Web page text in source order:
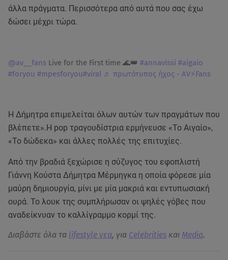
άλλα πράγματα. Περισσότερα από αυτά που σας έχω
δώσει μέχρι τώρα.
@av__fans Live for the First time 🌊👑 #annavissi #aigaio
#foryou #mpesforyou#viral ♬ πρωτότυπος ήχος - AV⚡️Fans
Η Δήμητρα επιμελείται όλων αυτών των πραγμάτων που
βλέπετε».H pop τραγουδίστρια ερμήνευσε «Το Αιγαίο»,
«Το δώδεκα» και άλλες πολλές της επιτυχίες.
Από την βραδιά ξεχώρισε η σύζυγος του εφοπλιστή
Γιάννη Κούστα Δήμητρα Μέρμηγκα η οποία φόρεσε μία
μαύρη δημιουργία, μίνι με μία μακριά και εντυπωσιακή
ουρά. Το λουκ της συμπλήρωσαν οι ψηλές γόβες που
αναδείκνυαν το καλλίγραμμο κορμί της.
Διαβάστε όλα τα lifestyle νεα, για Celebrities και Media.